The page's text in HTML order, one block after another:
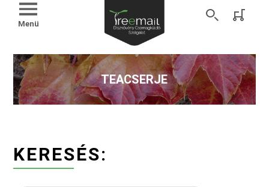
Menü
TEACSERJE
KERESÉS: